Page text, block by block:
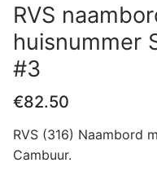
RVS
huisnummer
#3
€82.50
RVS (316) Naambord
Cambuur.